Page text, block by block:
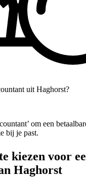
uit Haghorst?
om een
bij je past.
kiezen voor
Haghorst